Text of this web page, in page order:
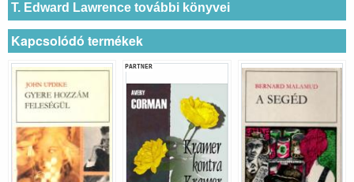
T. Edward Lawrence további könyvei
Kapcsolódó termékek
PARTNER